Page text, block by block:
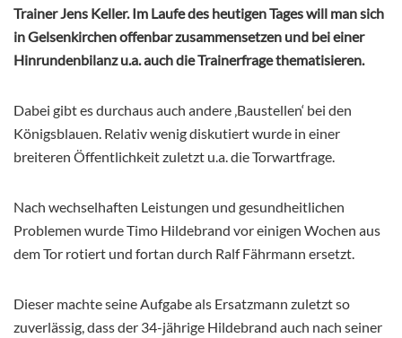
Trainer Jens Keller. Im Laufe des heutigen Tages will man sich
in Gelsenkirchen offenbar zusammensetzen und bei einer
Hinrundenbilanz u.a. auch die Trainerfrage thematisieren.
Dabei gibt es durchaus auch andere ‚Baustellen‘ bei den
Königsblauen. Relativ wenig diskutiert wurde in einer
breiteren Öffentlichkeit zuletzt u.a. die Torwartfrage.
Nach wechselhaften Leistungen und gesundheitlichen
Problemen wurde Timo Hildebrand vor einigen Wochen aus
dem Tor rotiert und fortan durch Ralf Fährmann ersetzt.
Dieser machte seine Aufgabe als Ersatzmann zuletzt so
zuverlässig, dass der 34-jährige Hildebrand auch nach seiner